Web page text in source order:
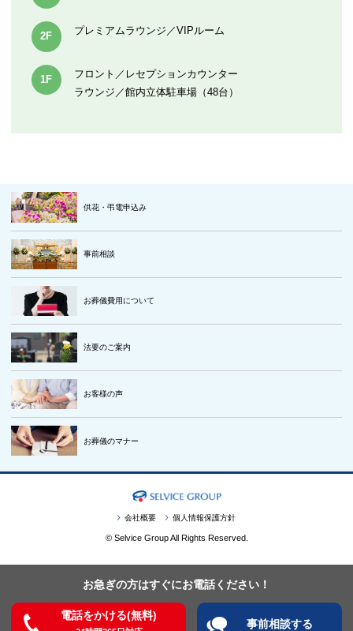
お急ぎの方はすぐにお電話ください！
電話をかける(無料)
事前相談する
2F プレミアムラウンジ／VIPルーム
1F
フロント／レセプションカウンター
ラウンジ／館内立体駐車場（48台）
供花・弔電申込み
事前相談
お葬儀費用について
法要のご案内
お客様の声
お葬儀のマナー
会社概要 個人情報保護方針
© Selvice Group All Rights Reserved.